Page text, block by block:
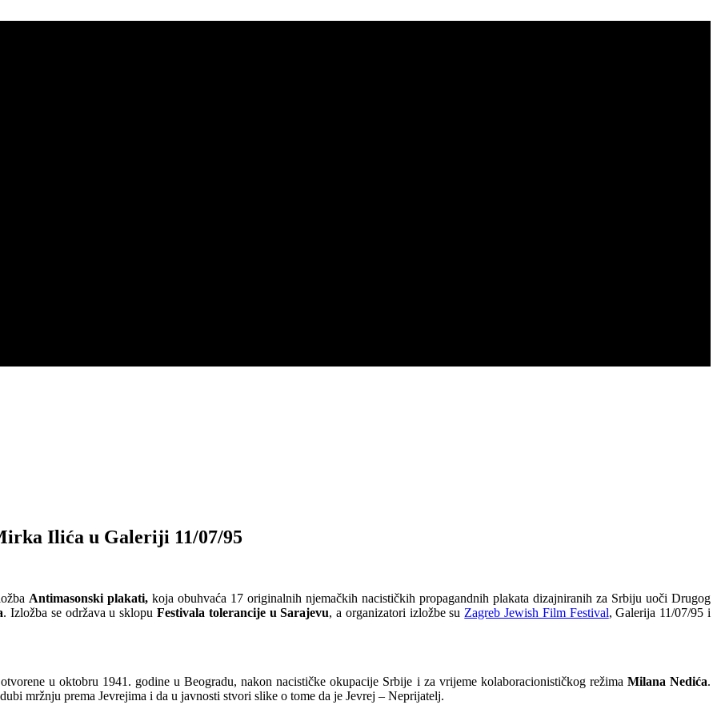
Ilića u Galeriji 11/07/95
Antimasonski plakati, koja obuhvaća 17 originalnih njemačkih nacističkih propagandnih plakata dizajniranih za Srbiju uoči Drugog
. Izložba se održava u sklopu Festivala tolerancije u Sarajevu, a organizatori izložbe su Zagreb Jewish Film Festival, Galerija 11/07/95 i
u oktobru 1941. godine u Beogradu, nakon nacističke okupacije Srbije i za vrijeme kolaboracionističkog režima Milana Nedića.
mržnju prema Jevrejima i da u javnosti stvori slike o tome da je Jevrej – Neprijatelj.